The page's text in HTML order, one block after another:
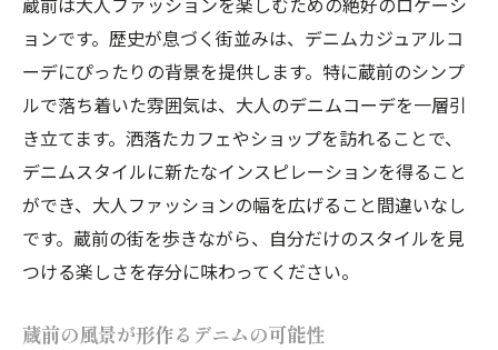
デニムが引き出すあなただけの魅力
大人の個性を引き立てるコーディネート
蔵前で見つけるデニムの新たな可能性
デニムで創る、自分だけの大人スタイル
ョンです。歴史が息づく街並みは、デニムカジュアルコ
ーデにぴったりの背景を提供します。特に蔵前のシンプ
ルで落ち着いた雰囲気は、大人のデニムコーデを一層引
き立てます。洒落たカフェやショップを訪れることで、
デニムスタイルに新たなインスピレーションを得ること
ができ、大人ファッションの幅を広げること間違いなし
です。蔵前の街を歩きながら、自分だけのスタイルを見
つける楽しさを存分に味わってください。
蔵前の風景が形作るデニムの可能性